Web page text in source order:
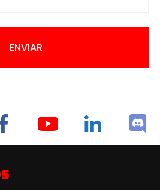
ENVIAR